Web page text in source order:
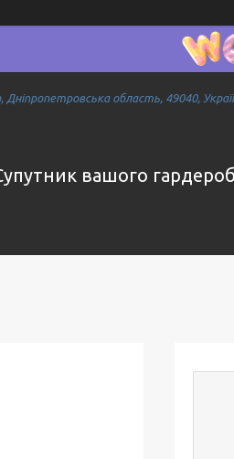
Дніпропетровська область, 49040,
вашого